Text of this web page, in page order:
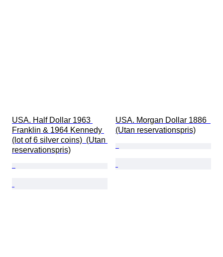
USA. Half Dollar 1963
Franklin & 1964 Kennedy
(lot of 6 silver coins)  (Utan
reservationspris)
USA. Morgan Dollar 1886
(Utan reservationspris)